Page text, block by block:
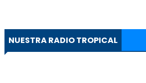
NUESTRA RADIO TROPICAL